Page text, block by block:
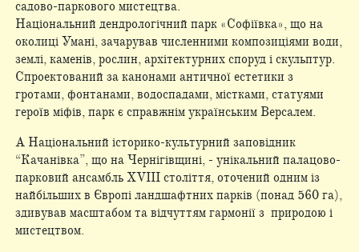
садово-паркового мистецтва.
Національний дендрологічний парк «Софіївка», що на
околиці Умані, зачарував численними композиціями води,
землі, каменів, рослин, архітектурних споруд і скульптур.
Спроектований за канонами античної естетики з
гротами, фонтанами, водоспадами, містками, статуями
героїв міфів, парк є справжнім українським Версалем.
А Національний історико-культурний заповідник
“Качанівка”, що на Чернігівщині, - унікальний палацово-
парковий ансамбль XVIII століття, оточений одним із
найбільших в Європі ландшафтних парків (понад 560 га),
здивував масштабом та відчуттям гармонії з природою і
мистецтвом.